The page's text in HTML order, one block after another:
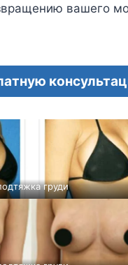
вашего
груди